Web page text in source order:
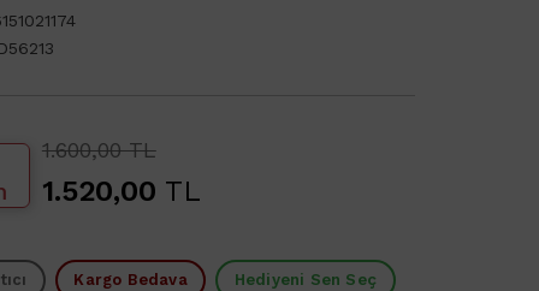
1.600,00 TL
1.520,00 TL
Kargo Bedava Hediyeni Sen Seç